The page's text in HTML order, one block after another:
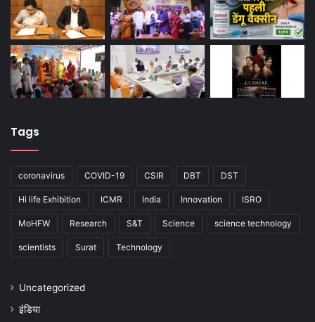
Tags
coronavirus COVID-19 CSIR DBT DST
Hi life Exhibition ICMR India Innovation ISRO
MoHFW Research S&T Science science technology
scientists Surat Technology
Uncategorized
इंडिया